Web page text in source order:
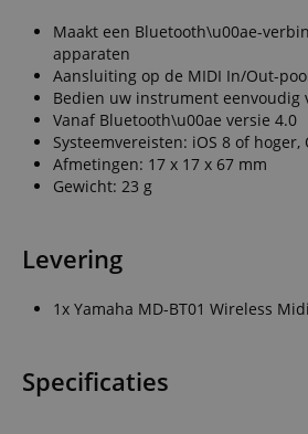
Maakt een Bluetooth\u00ae-
apparaten
Aansluiting op de MIDI In/Out-
Bedien uw instrument eenvoudig
Vanaf Bluetooth\u00ae versie 4.0
Systeemvereisten: iOS 8 of hoger,
Afmetingen: 17 x 17 x 67 mm
Gewicht: 23 g
Levering
1x Yamaha MD-BT01 Wireless
Specificaties